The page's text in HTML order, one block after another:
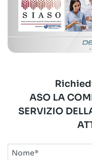
ASO LA
SERVIZIO
Nome*